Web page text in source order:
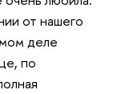
от нашего
деле
по